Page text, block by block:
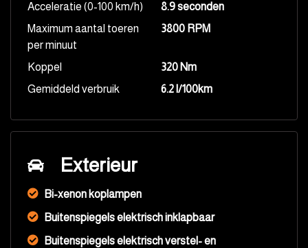
Acceleratie (0-100 km/h)
8.9 seconden
Maximum aantal toeren
per minuut
3800 RPM
Koppel
320 Nm
Gemiddeld verbruik
6.2 l/100km
Exterieur
Bi-xenon koplampen
Buitenspiegels elektrisch inklapbaar
Buitenspiegels elektrisch verstel- en